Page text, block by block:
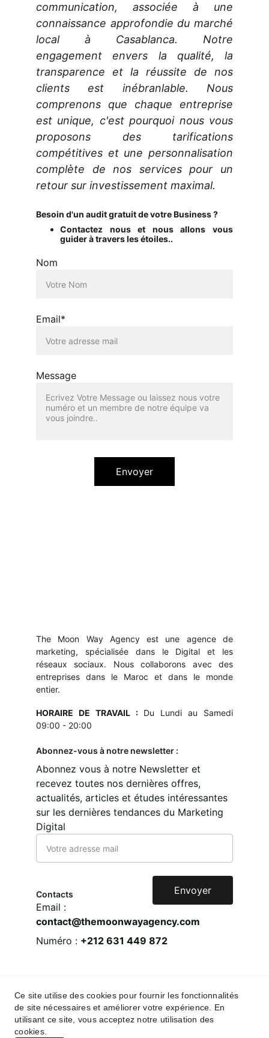
communication, associée à une
connaissance approfondie du marché
local à Casablanca. Notre
engagement envers la qualité, la
transparence et la réussite de nos
clients est inébranlable. Nous
comprenons que chaque entreprise
est unique, c'est pourquoi nous vous
proposons des tarifications
compétitives et une personnalisation
complète de nos services pour un
retour sur investissement maximal.
Besoin d'un audit gratuit de votre Business ?
Contactez nous et nous allons vous
guider à travers les étoiles..
Nom
Email*
Message
Envoyer
Contacts
Abonnez vous à notre Newsletter et
recevez toutes nos dernières offres,
actualités, articles et études intéressantes
sur les dernières tendances du Marketing
Digital
Envoyer
Email :
contact@themoonwayagency.com
Numéro : +212 631 449 872
S U I V E Z - N O U S :
Abonnez-vous à notre newsletter :
The Moon Way Agency est une agence de
marketing, spécialisée dans le Digital et les
réseaux sociaux. Nous collaborons avec des
entreprises dans le Maroc et dans le monde
entier.
HORAIRE DE TRAVAIL :
Du Lundi au Samedi
09:00 - 20:00
Ce site utilise des cookies pour fournir les fonctionnalités
de site nécessaires et améliorer votre expérience. En
utilisant ce site, vous acceptez notre utilisation des
cookies.